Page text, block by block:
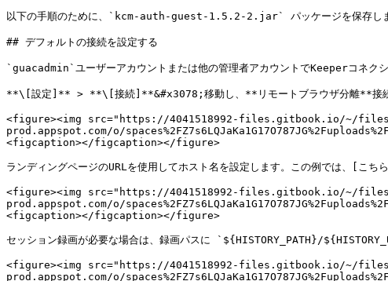
以下の手順のために、`kcm-auth-guest-1.5.2-2.jar` パッケージを保存しま
## デフォルトの接続を設定する
`guacadmin`ユーザーアカウントまたは他の管理者アカウントでKeeperコネクシ
**\[設定]** > **\[接続]**&#x3078;移動し、**リモートブラウザ分離**接続
<figure><img src="https://4041518992-files.gitbook.io/~/
prod.appspot.com/o/
<figcaption></figcaption></figure>
ランディングページのURLを使用してホスト名を設定します。この例では
<figure><img src="https://4041518992-files.gitbook.io/~/
prod.appspot.com/o/
<figcaption></figcaption></figure>
セッション録画が必要な場合は、録画パスに `${HISTORY_PATH}/
<figure><img src="https://4041518992-files.gitbook.io/~/
prod.appspot.com/o/